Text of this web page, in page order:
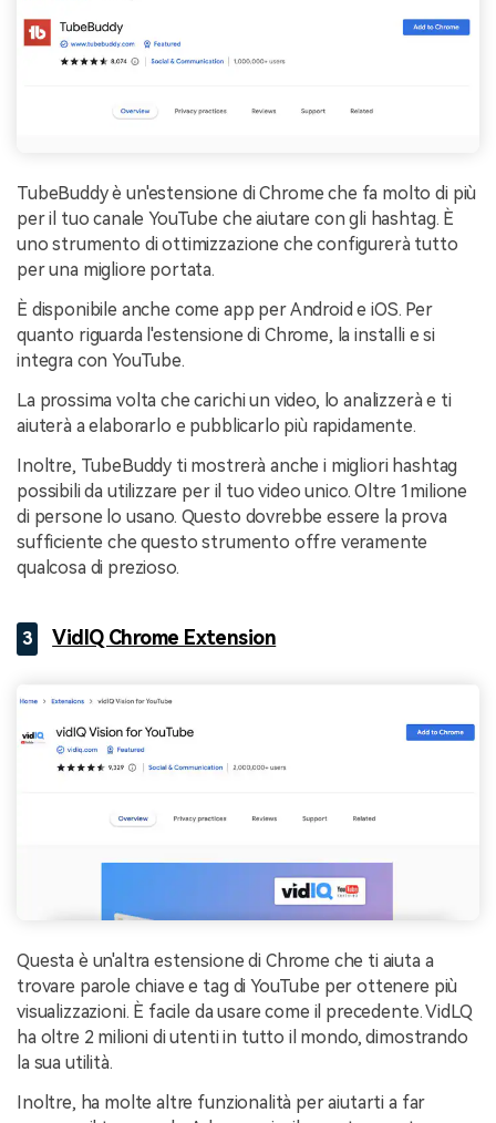
TubeBuddy è un'estensione di Chrome che fa molto di più
per il tuo canale YouTube che aiutare con gli hashtag. È
uno strumento di ottimizzazione che configurerà tutto
per una migliore portata.
È disponibile anche come app per Android e iOS. Per
quanto riguarda l'estensione di Chrome, la installi e si
integra con YouTube.
La prossima volta che carichi un video, lo analizzerà e ti
aiuterà a elaborarlo e pubblicarlo più rapidamente.
Inoltre, TubeBuddy ti mostrerà anche i migliori hashtag
possibili da utilizzare per il tuo video unico. Oltre 1milione
di persone lo usano. Questo dovrebbe essere la prova
sufficiente che questo strumento offre veramente
qualcosa di prezioso.
3 VidIQ Chrome Extension
Questa è un'altra estensione di Chrome che ti aiuta a
trovare parole chiave e tag di YouTube per ottenere più
visualizzazioni. È facile da usare come il precedente. VidLQ
ha oltre 2 milioni di utenti in tutto il mondo, dimostrando
la sua utilità.
Inoltre, ha molte altre funzionalità per aiutarti a far